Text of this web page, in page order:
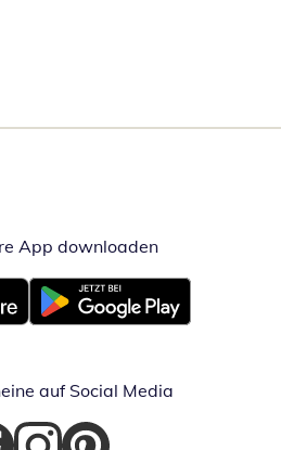
App downloadenÖffnet in
Fenster
Öffnet in neuem Fenster
auf Social Media